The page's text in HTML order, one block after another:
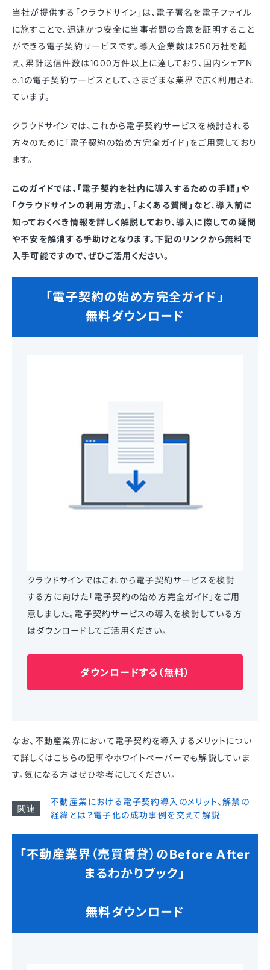
当社が提供する「クラウドサイン」は、電子署名を電子ファイル
に施すことで、迅速かつ安全に当事者間の合意を証明すること
ができる電子契約サービスです。導入企業数は250万社を超
え、累計送信件数は1000万件以上に達しており、国内シェアN
o.1の電子契約サービスとして、さまざまな業界で広く利用され
ています。
クラウドサインでは、これから電子契約サービスを検討される
方々のために「電子契約の始め方完全ガイド」をご用意しており
ます。
このガイドでは、「電子契約を社内に導入するための手順」や
「クラウドサインの利用方法」、「よくある質問」など、導入前に
知っておくべき情報を詳しく解説しており、導入に際しての疑問
や不安を解消する手助けとなります。下記のリンクから無料で
入手可能ですので、ぜひご活用ください。
「電子契約の始め方完全ガイド」
無料ダウンロード
クラウドサインではこれから電子契約サービスを検討
する方に向けた「電子契約の始め方完全ガイド」をご用
意しました。電子契約サービスの導入を検討している方
はダウンロードしてご活用ください。
ダウンロードする（無料）
なお、不動産業界において電子契約を導入するメリットについ
て詳しくはこちらの記事やホワイトペーパーでも解説していま
す。気になる方はぜひ参考にしてください。
不動産業における電子契約導入のメリット、解禁の
経緯とは？電子化の成功事例を交えて解説
「不動産業界（売買賃貸）のBefore After
まるわかりブック」
無料ダウンロード